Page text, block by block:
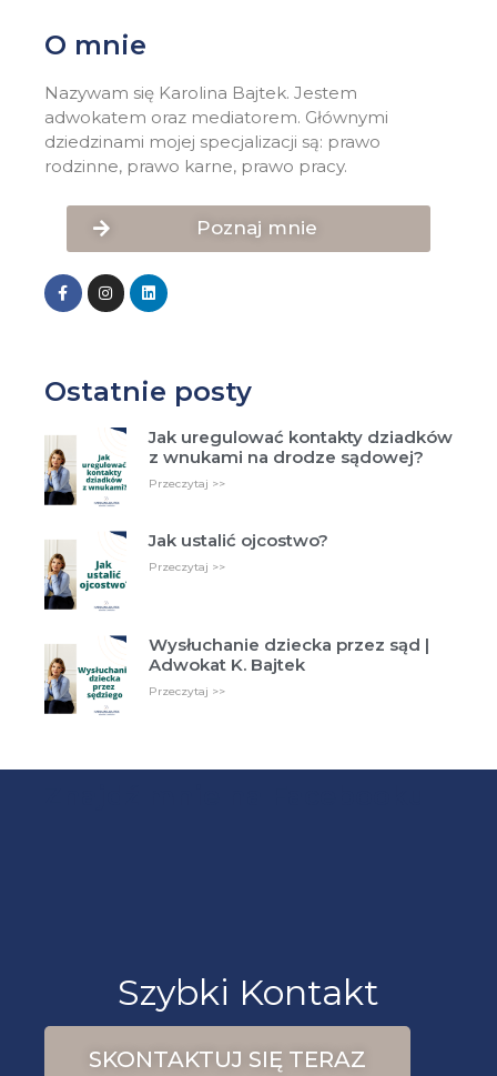
O mnie
Nazywam się Karolina Bajtek. Jestem
adwokatem oraz mediatorem. Głównymi
dziedzinami mojej specjalizacji są: prawo
rodzinne, prawo karne, prawo pracy.
Poznaj mnie
Ostatnie posty
Jak uregulować kontakty dziadków
z wnukami na drodze sądowej?
Przeczytaj >>
Jak ustalić ojcostwo?
Przeczytaj >>
Wysłuchanie dziecka przez sąd |
Adwokat K. Bajtek
Przeczytaj >>
Szybki Kontakt
SKONTAKTUJ SIĘ TERAZ